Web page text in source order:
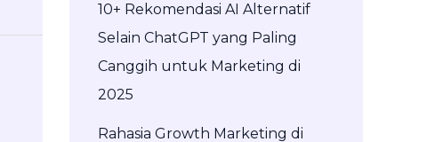
10+ Rekomendasi AI Alternatif
Selain ChatGPT yang Paling
Canggih untuk Marketing di
2025
Rahasia Growth Marketing di